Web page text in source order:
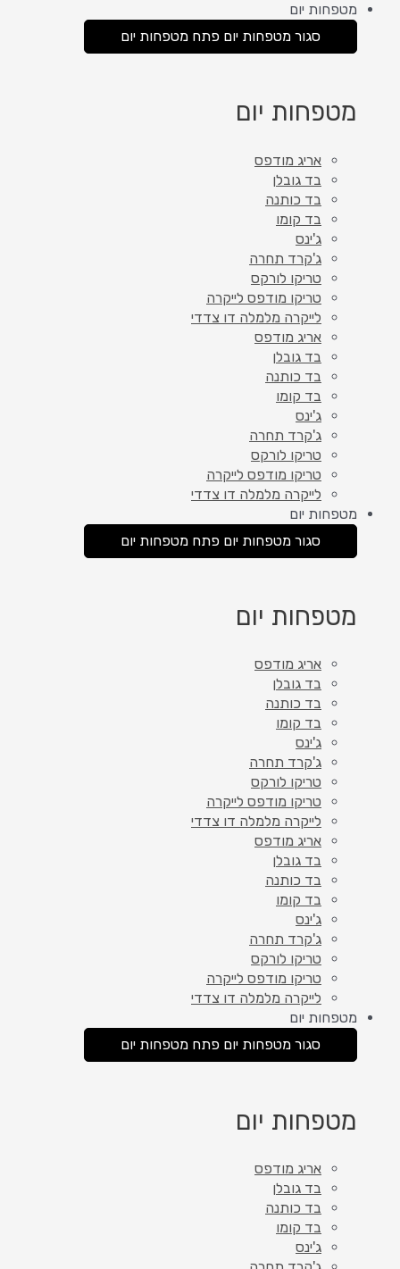
מטפחות יום
סגור מטפחות יום פתח מטפחות יום
מטפחות יום
אריג מודפס
בד גובלן
בד כותנה
בד קומו
ג'ינס
ג'קרד תחרה
טריקו לורקס
טריקו מודפס לייקרה
לייקרה מלמלה דו צדדי
אריג מודפס
בד גובלן
בד כותנה
בד קומו
ג'ינס
ג'קרד תחרה
טריקו לורקס
טריקו מודפס לייקרה
לייקרה מלמלה דו צדדי
מטפחות יום
סגור מטפחות יום פתח מטפחות יום
מטפחות יום
אריג מודפס
בד גובלן
בד כותנה
בד קומו
ג'ינס
ג'קרד תחרה
טריקו לורקס
טריקו מודפס לייקרה
לייקרה מלמלה דו צדדי
אריג מודפס
בד גובלן
בד כותנה
בד קומו
ג'ינס
ג'קרד תחרה
טריקו לורקס
טריקו מודפס לייקרה
לייקרה מלמלה דו צדדי
מטפחות יום
סגור מטפחות יום פתח מטפחות יום
מטפחות יום
אריג מודפס
בד גובלן
בד כותנה
בד קומו
ג'ינס